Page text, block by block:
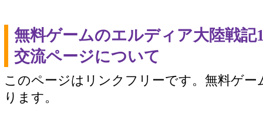
無料ゲームのエルディア大陸戦記
交流ページについて
このページはリンクフリーです。無料ゲー
ります。